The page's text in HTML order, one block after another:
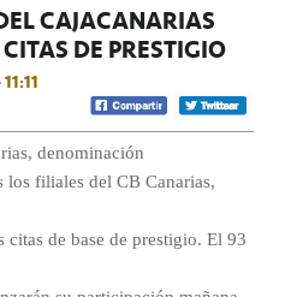
CAJACANARIAS
DE PRESTIGIO
denominación
los filiales del CB Canarias,
citas de base de prestigio. El 93